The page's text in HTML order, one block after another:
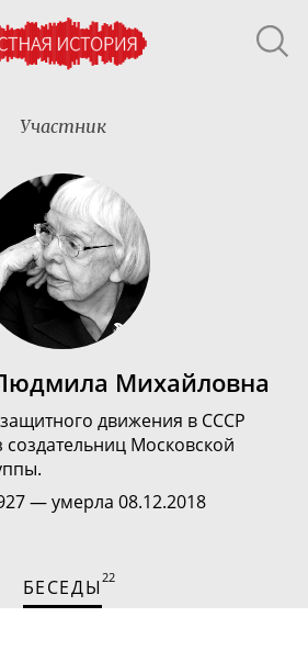
Участник
Михайловна
движения в СССР
создательниц Московской
— умерла 08.12.2018
БЕСЕДЫ22